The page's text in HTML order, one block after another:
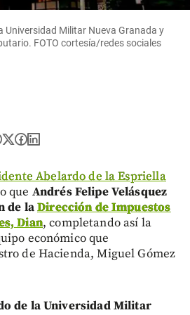
Universidad Militar Nueva Granada y
FOTO cortesía/redes sociales
Abelardo de la Espriella
que Andrés Felipe Velásquez
de laDirección de Impuestos
Dian, completando así la
económico que
de Hacienda, Miguel Gómez
de la Universidad Militar